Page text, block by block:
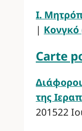
Ι.
|
Carte
της
201522